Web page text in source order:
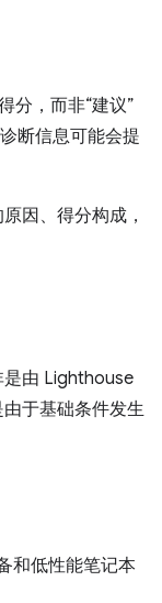
分，而非“建议”
断信息可能会提
因、得分构成，
是由 Lighthouse
于基础条件发生
和低性能笔记本